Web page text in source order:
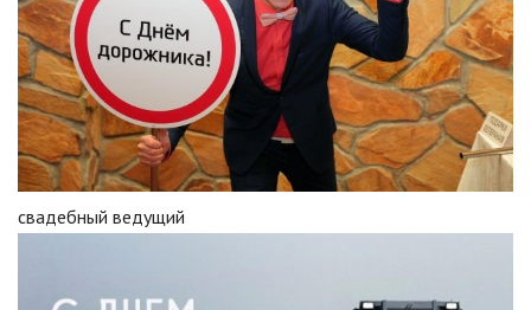
свадебный ведущий